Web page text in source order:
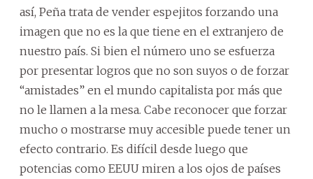
así, Peña trata de vender espejitos forzando una
imagen que no es la que tiene en el extranjero de
nuestro país. Si bien el número uno se esfuerza
por presentar logros que no son suyos o de forzar
“amistades” en el mundo capitalista por más que
no le llamen a la mesa. Cabe reconocer que forzar
mucho o mostrarse muy accesible puede tener un
efecto contrario. Es difícil desde luego que
potencias como EEUU miren a los ojos de países